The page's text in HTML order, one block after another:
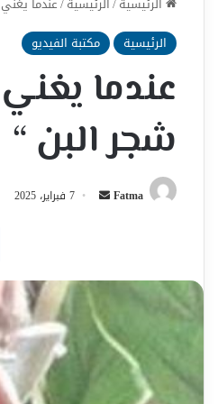
الرئيسية
مكتبة الفيديو
عندما
شجر البن “
Fatma
أرسل 7 فبراير، 2025